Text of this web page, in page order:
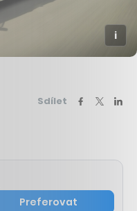
Sdílet
Preferovat